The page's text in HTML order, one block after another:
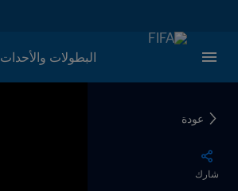
البطولات والأحدات
عودة
شارك